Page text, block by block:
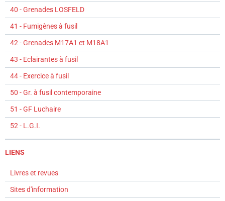
40 - Grenades LOSFELD
41 - Fumigènes à fusil
42 - Grenades M17A1 et M18A1
43 - Eclairantes à fusil
44 - Exercice à fusil
50 - Gr. à fusil contemporaine
51 - GF Luchaire
52 - L.G.I.
LIENS
Livres et revues
Sites d'information